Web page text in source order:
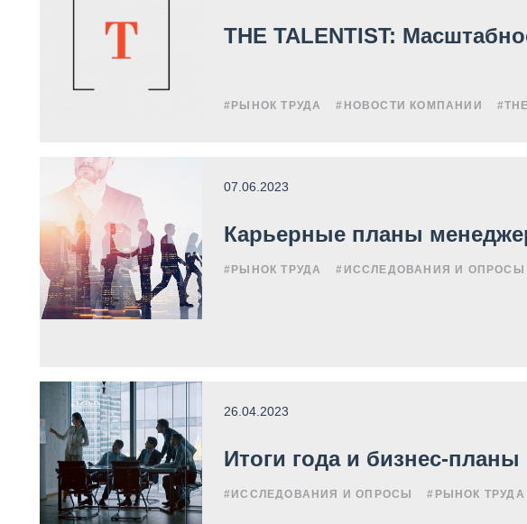
THE TALENTIST:
#РЫНОК ТРУДА #НОВОСТИ КОМПАНИИ
07.06.2023
Карьерные планы
#РЫНОК ТРУДА #ИССЛЕДОВАНИЯ И ОПРОСЫ
26.04.2023
Итоги года и бизнес-
#ИССЛЕДОВАНИЯ И ОПРОСЫ #РЫНОК ТРУДА